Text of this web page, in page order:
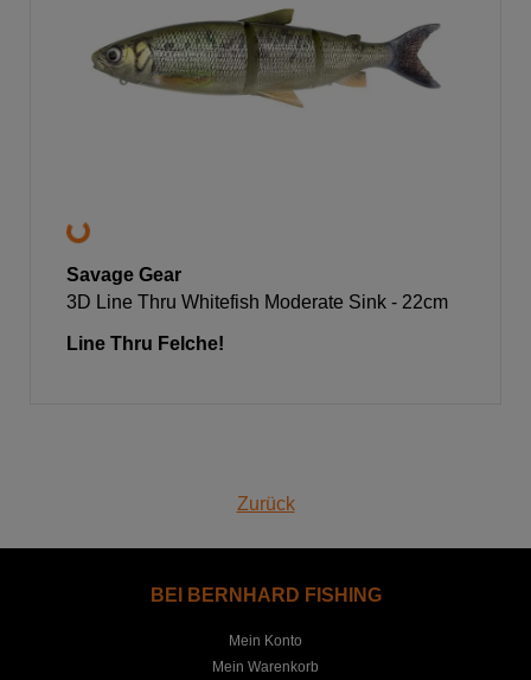
Savage Gear
3D Line Thru Whitefish Moderate Sink - 22cm
Line Thru Felche!
Zurück
BEI BERNHARD FISHING
Mein Konto
Mein Warenkorb